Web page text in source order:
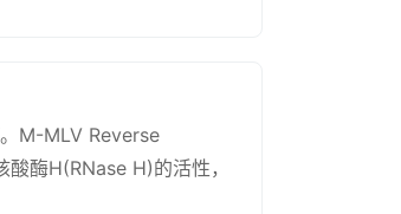
M-MLV Reverse
酶H(RNase H)的活性，